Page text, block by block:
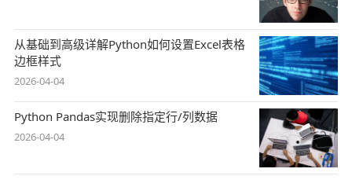
从基础到高级详解Python如何设置Excel表格
边框样式
2026-04-04
Python Pandas实现删除指定行/列数据
2026-04-04